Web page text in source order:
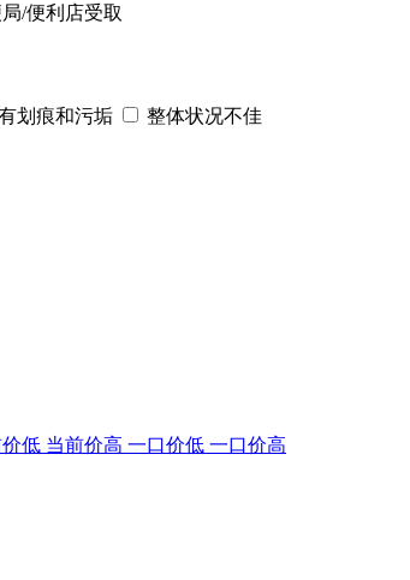
/便利店受取
划痕和污垢 整体状况不佳
低 当前价高 一口价低 一口价高